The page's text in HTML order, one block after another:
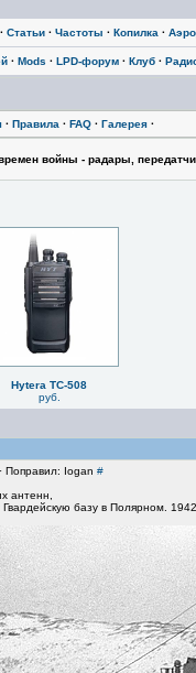
Статьи· Частоты · Копилка ·
· Mods · LPD-форум· Клуб·
· Правила · FAQ· Галерея·
войны - радары,
Hytera TC-508
руб.
Поправил: Iogan #
антенн,
базу в Полярном. 1942